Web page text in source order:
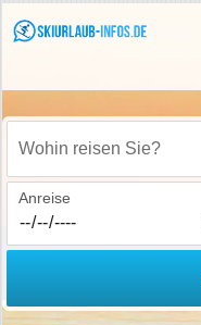
Wohin reisen Sie?
Anreise